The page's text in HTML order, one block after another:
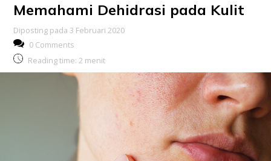
Memahami Dehidrasi pada Kulit
Diposting pada 3 Februari 2020
0 Comments
Reading time: 2 menit